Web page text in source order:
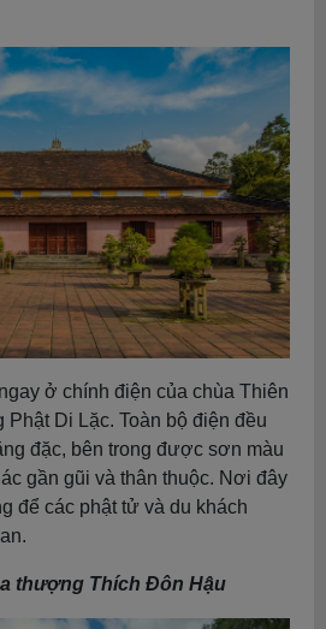
ở chính điện của chùa Thiên
Phật Di Lặc. Toàn bộ điện đều
đặc, bên trong được sơn màu
gần gũi và thân thuộc. Nơi đây
để các phật tử và du khách
thượng Thích Đôn Hậu